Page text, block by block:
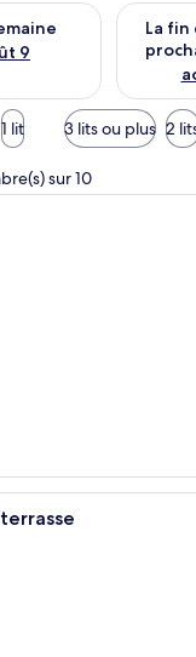
9
pour cette fin de
La fin
Vérifier
1 lit 3 lits ou plus 2
sur 10
Une
Rideaux